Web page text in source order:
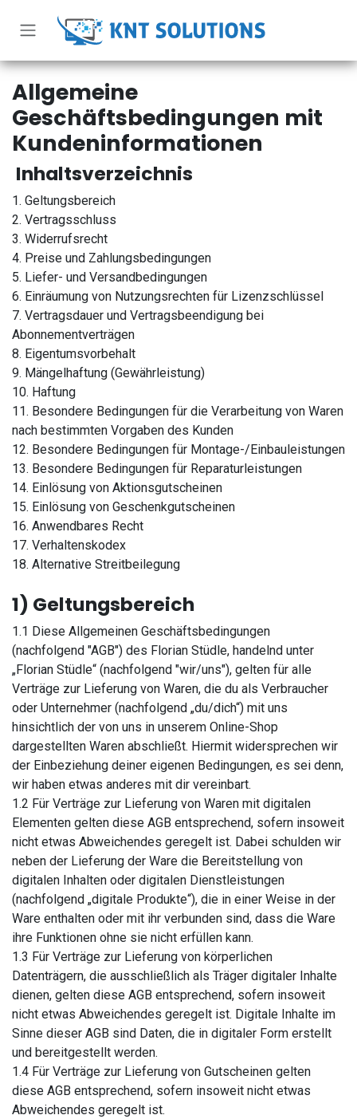
Allgemeine
Geschäftsbedingungen mit
Kundeninformationen
Inhaltsverzeichnis
1. Geltungsbereich
2. Vertragsschluss
3. Widerrufsrecht
4. Preise und Zahlungsbedingungen
5. Liefer- und Versandbedingungen
6. Einräumung von Nutzungsrechten für Lizenzschlüssel
7. Vertragsdauer und Vertragsbeendigung bei
Abonnementverträgen
8. Eigentumsvorbehalt
9. Mängelhaftung (Gewährleistung)
10. Haftung
11. Besondere Bedingungen für die Verarbeitung von Waren
nach bestimmten Vorgaben des Kunden
12. Besondere Bedingungen für Montage-/Einbauleistungen
13. Besondere Bedingungen für Reparaturleistungen
14. Einlösung von Aktionsgutscheinen
15. Einlösung von Geschenkgutscheinen
16. Anwendbares Recht
17. Verhaltenskodex
18. Alternative Streitbeilegung
1) Geltungsbereich
1.1 Diese Allgemeinen Geschäftsbedingungen
(nachfolgend "AGB") des Florian Stüdle, handelnd unter
„Florian Stüdle“ (nachfolgend "wir/uns"), gelten für alle
Verträge zur Lieferung von Waren, die du als Verbraucher
oder Unternehmer (nachfolgend „du/dich“) mit uns
hinsichtlich der von uns in unserem Online-Shop
dargestellten Waren abschließt. Hiermit widersprechen wir
der Einbeziehung deiner eigenen Bedingungen, es sei denn,
wir haben etwas anderes mit dir vereinbart.
1.2 Für Verträge zur Lieferung von Waren mit digitalen
Elementen gelten diese AGB entsprechend, sofern insoweit
nicht etwas Abweichendes geregelt ist. Dabei schulden wir
neben der Lieferung der Ware die Bereitstellung von
digitalen Inhalten oder digitalen Dienstleistungen
(nachfolgend „digitale Produkte“), die in einer Weise in der
Ware enthalten oder mit ihr verbunden sind, dass die Ware
ihre Funktionen ohne sie nicht erfüllen kann.
1.3 Für Verträge zur Lieferung von körperlichen
Datenträgern, die ausschließlich als Träger digitaler Inhalte
dienen, gelten diese AGB entsprechend, sofern insoweit
nicht etwas Abweichendes geregelt ist. Digitale Inhalte im
Sinne dieser AGB sind Daten, die in digitaler Form erstellt
und bereitgestellt werden.
1.4 Für Verträge zur Lieferung von Gutscheinen gelten
diese AGB entsprechend, sofern insoweit nicht etwas
Abweichendes geregelt ist.